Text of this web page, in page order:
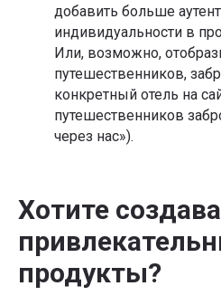
добавить больше
индивидуальности в
Или, возможно,
путешественников,
конкретный отель на
путешественников
через нас»).
Хотите
продукты?
Курс-
«Полное
в продакт-